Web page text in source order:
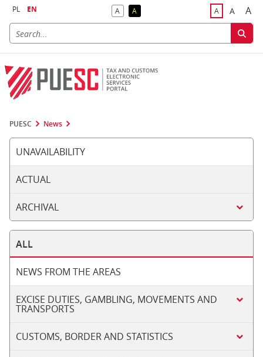
PL EN ADefault Contrast
AReversed Contrast ADefault Font
ABigger
A
PUESC News
UNAVAILABILITY
ACTUAL
ARCHIVAL
ALL
NEWS FROM THE AREAS
EXCISE DUTIES, GAMBLING, MOVEMENTS AND
TRANSPORTS
CUSTOMS, BORDER AND STATISTICS